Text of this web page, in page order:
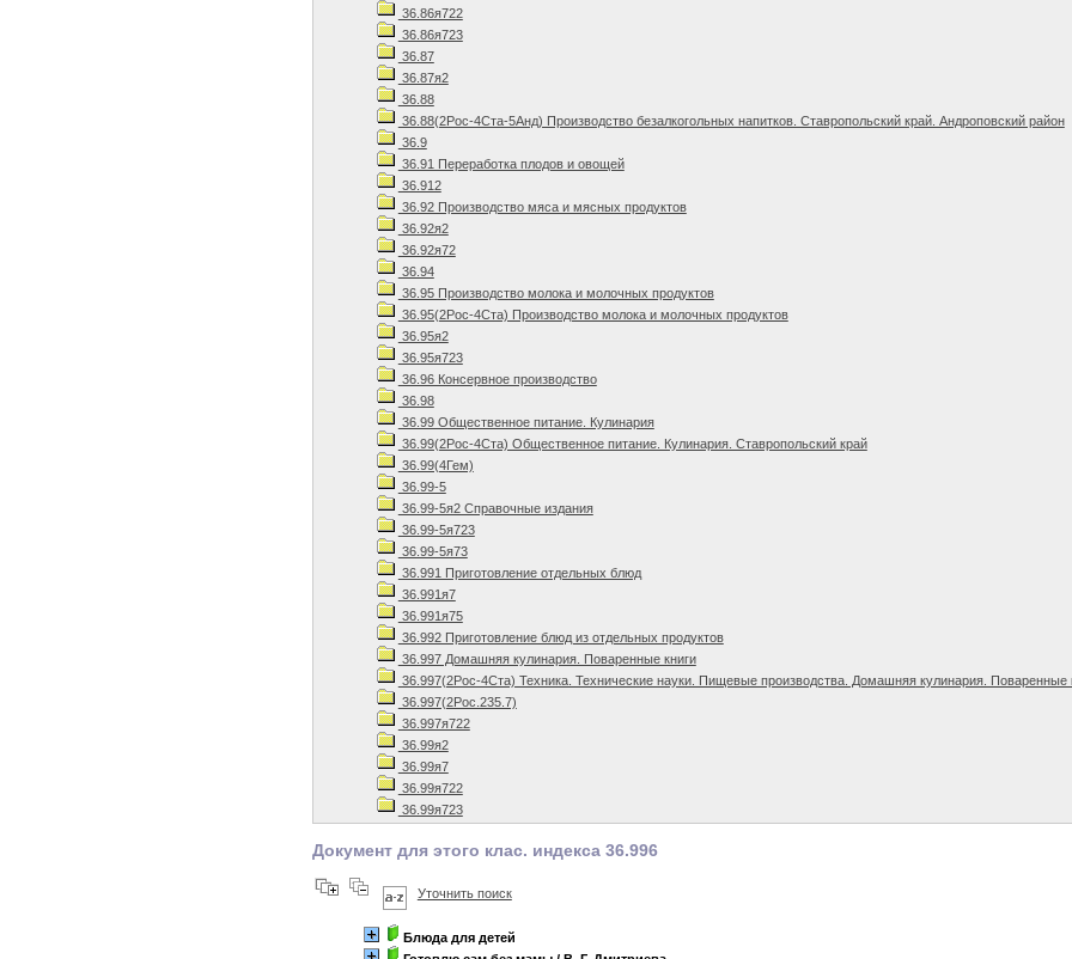
36.86я722
36.86я723
36.87
36.87я2
36.88
36.88(2Рос-4Ста-5Анд) Производство безалкогольных напитков. Ставропольский край. Андроповский район
36.9
36.91 Переработка плодов и овощей
36.912
36.92 Производство мяса и мясных продуктов
36.92я2
36.92я72
36.94
36.95 Производство молока и молочных продуктов
36.95(2Рос-4Ста) Производство молока и молочных продуктов
36.95я2
36.95я723
36.96 Консервное производство
36.98
36.99 Общественное питание. Кулинария
36.99(2Рос-4Ста) Общественное питание. Кулинария. Ставропольский край
36.99(4Гем)
36.99-5
36.99-5я2 Справочные издания
36.99-5я723
36.99-5я73
36.991 Приготовление отдельных блюд
36.991я7
36.991я75
36.992 Приготовление блюд из отдельных продуктов
36.997 Домашняя кулинария. Поваренные книги
36.997(2Рос-4Ста) Техника. Технические науки. Пищевые производства. Домашняя кулинария. Поваренные
36.997(2Рос.235.7)
36.997я722
36.99я2
36.99я7
36.99я722
36.99я723
Документ для этого клас. индекса 36.996
Уточнить поиск
Блюда для детей